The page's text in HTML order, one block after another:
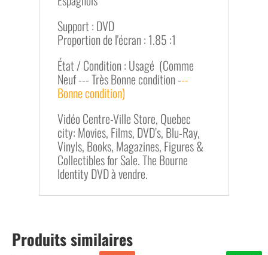
Support : DVD
Proportion de l'écran : 1.85 :1
État / Condition : Usagé (Comme
Neuf --- Très Bonne condition ---
Bonne condition)
Vidéo Centre-Ville Store, Quebec
city: Movies, Films, DVD’s, Blu-Ray,
Vinyls, Books, Magazines, Figures &
Collectibles for Sale. The Bourne
Identity DVD à vendre.
Produits similaires